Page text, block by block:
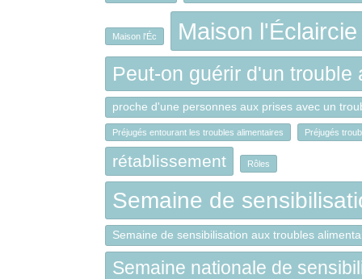
Maison l'Éc Maison l'Éclaircie
Peut-on guérir d'un trouble
proche d'une personnes aux prises avec un
Préjugés entourant les troubles alimentaires Préjugés
rétablissement Rôles
Semaine de
Semaine de sensibilisation aux troubles
Semaine nationale de